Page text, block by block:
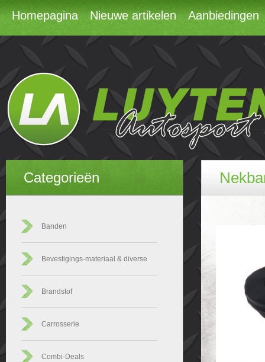
Homepagina Nieuwe artikelen Aanbiedingen
Categorieën
Banden
Bevestigings-materiaal & diverse
Brandstof
Carrosserie
Combi-Deals